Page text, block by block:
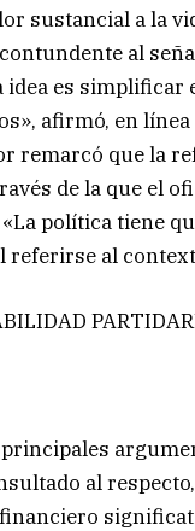
sustancial a la
al
idea es
afirmó, en
remarcó que la
de la que el
política tiene
referirse al
al